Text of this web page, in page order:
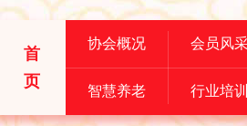
首
页
协会概况 会员风
智慧养老 行业培训